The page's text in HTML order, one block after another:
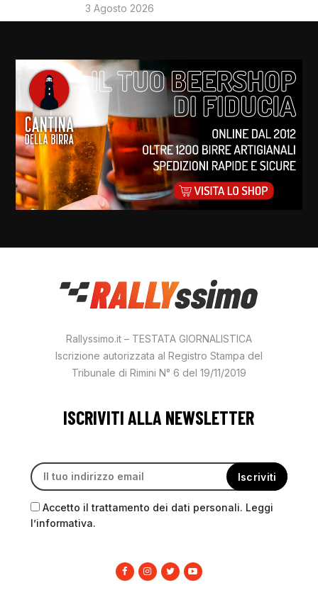
3 Agosto 2026
Rallyssimo.it – TESTATA GIORNALISTICA
Iscrizione autorizzata al Registro Stampa del
Tribunale di Rimini N° 6 del 19/11/2019
ISCRIVITI ALLA NEWSLETTER
Accetto il trattamento dei dati personali. Leggi
l’informativa.